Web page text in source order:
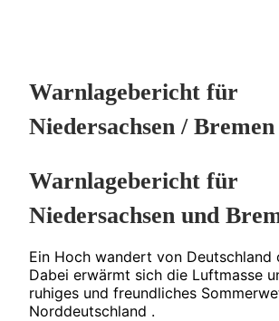
Warnlagebericht für
Niedersachsen / Bremen
Warnlagebericht für
Niedersachsen und
Ein Hoch wandert von Deutschland
Dabei erwärmt sich die Luftmasse
ruhiges und freundliches
Norddeutschland .